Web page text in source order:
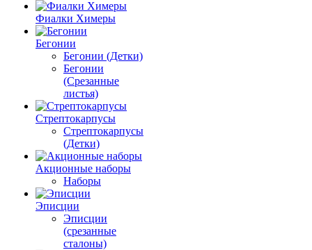
Фиалки Химеры
Бегонии
Бегонии (Детки)
Бегонии
(Срезанные
листья)
Стрептокарпусы
Стрептокарпусы
(Детки)
Акционные наборы
Наборы
Эписции
Эписции
(срезанные
сталоны)